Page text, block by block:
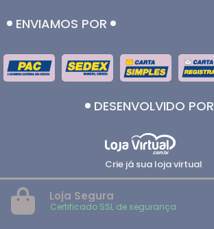
ENVIAMOS POR
DESENVOLVIDO POR
Crie já sua loja virtual
Loja Segura
Certificado SSL de segurança